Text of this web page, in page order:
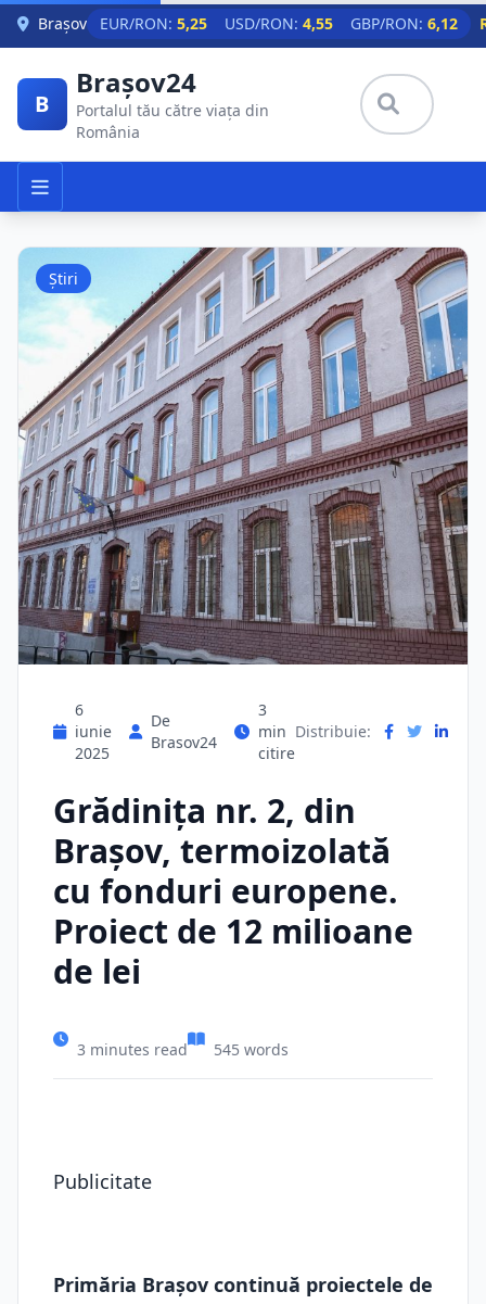
Skip to main content
Brașov EUR/RON: 5,25 USD/RON: 4,55 GBP/RON: 6,12
B
Brașov24
Portalul tău către viața din
România
Știri
6
iunie
2025
De
Brasov24
3
min
citire
Distribuie:
Grădiniţa nr. 2, din
Braşov, termoizolată
cu fonduri europene.
Proiect de 12 milioane
de lei
3 minutes read 545 words
Publicitate
Primăria Brașov continuă proiectele de